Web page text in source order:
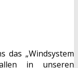
das „Windsystem
in unseren